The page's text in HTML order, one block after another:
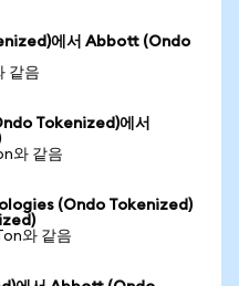
에서 Abbott (Ondo
같음
Tokenized)에서
와 같음
(Ondo Tokenized)
와 같음